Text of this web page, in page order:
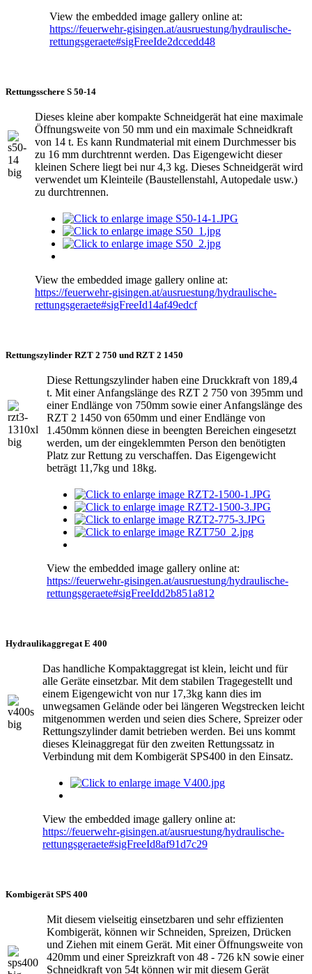
View the embedded image gallery online at:
https://feuerwehr-gisingen.at/ausruestung/hydraulische-
rettungsgeraete#sigFreeIde2dccedd48
Rettungsschere S 50-14
Dieses kleine aber kompakte Schneidgerät hat eine maximale
Öffnungsweite von 50 mm und ein maximale Schneidkraft
von 14 t. Es kann Rundmaterial mit einem Durchmesser bis
zu 16 mm durchtrennt werden. Das Eigengewicht dieser
kleinen Schere liegt bei nur 4,3 kg. Dieses Schneidgerät wird
verwendet um Kleinteile (Baustellenstahl, Autopedale usw.)
zu durchtrennen.
View the embedded image gallery online at:
https://feuerwehr-gisingen.at/ausruestung/hydraulische-
rettungsgeraete#sigFreeId14af49edcf
Rettungszylinder RZT 2 750 und RZT 2 1450
Diese Rettungszylinder haben eine Druckkraft von 189,4
t. Mit einer Anfangslänge des RZT 2 750 von 395mm und
einer Endlänge von 750mm sowie einer Anfangslänge des
RZT 2 1450 von 650mm und einer Endlänge von
1.450mm können diese in beengten Bereichen eingesetzt
werden, um der eingeklemmten Person den benötigten
Platz zur Rettung zu verschaffen. Das Eigengewicht
beträgt 11,7kg und 18kg.
View the embedded image gallery online at:
https://feuerwehr-gisingen.at/ausruestung/hydraulische-
rettungsgeraete#sigFreeIdd2b851a812
Hydraulikaggregat E 400
Das handliche Kompaktaggregat ist klein, leicht und für
alle Geräte einsetzbar. Mit dem stabilen Tragegestellt und
einem Eigengewicht von nur 17,3kg kann dies im
unwegsamen Gelände oder bei längeren Wegstrecken leicht
mitgenommen werden und seien dies Schere, Spreizer oder
Rettungszylinder damit betrieben werden. Bei uns kommt
dieses Kleinaggregat für den zweiten Rettungssatz in
Verbindung mit dem Kombigerät SPS400 in den Einsatz.
View the embedded image gallery online at:
https://feuerwehr-gisingen.at/ausruestung/hydraulische-
rettungsgeraete#sigFreeId8af91d7c29
Kombigerät SPS 400
Mit diesem vielseitig einsetzbaren und sehr effizienten
Kombigerät, können wir Schneiden, Spreizen, Drücken
und Ziehen mit einem Gerät. Mit einer Öffnungsweite von
420mm und einer Spreizkraft von 48 - 726 kN sowie einer
Schneidkraft von 54t können wir mit diesem Gerät